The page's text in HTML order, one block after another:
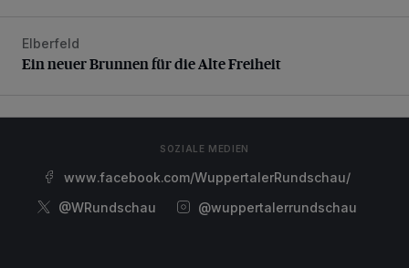
Ein neuer Brunnen für die Alte Freiheit
Elberfeld
Ein neuer Brunnen für die Alte Freiheit
SOZIALE MEDIEN
www.facebook.com/WuppertalerRundschau/
@WRundschau
@wuppertalerrundschau